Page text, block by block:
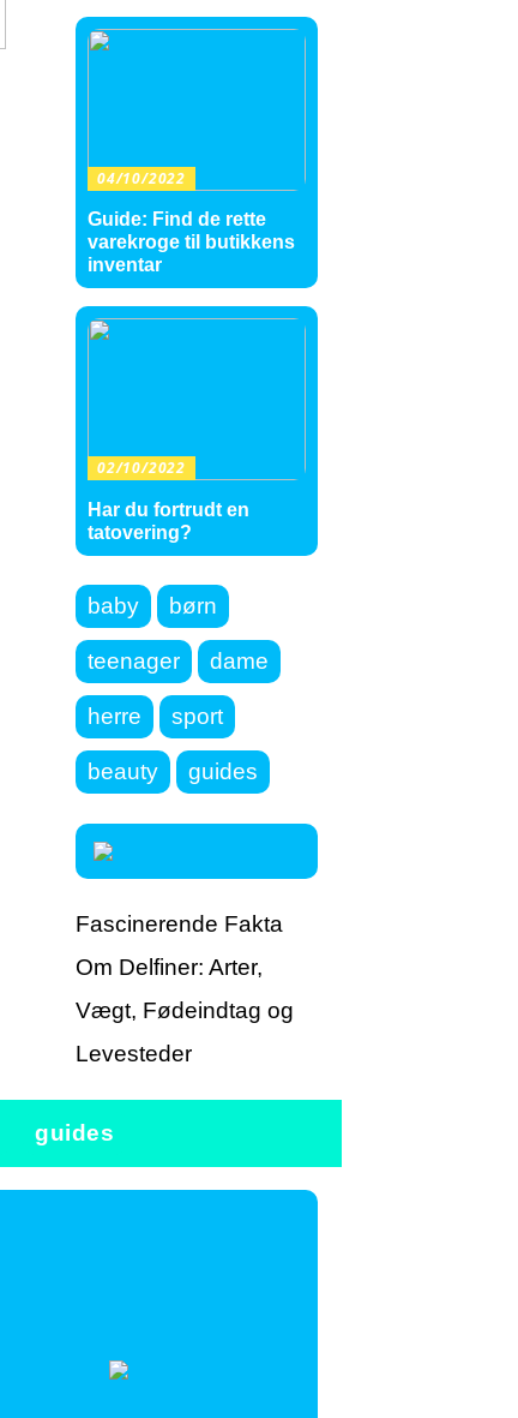
04/10/2022
Guide: Find de rette
varekroge til butikkens
inventar
02/10/2022
Har du fortrudt en
tatovering?
baby børn
teenager dame
herre sport
beauty guides
Fascinerende Fakta
Om Delfiner: Arter,
Vægt, Fødeindtag og
Levesteder
guides